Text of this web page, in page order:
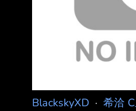
雞狗人 氣呢 --
BlackskyXD · 希洽